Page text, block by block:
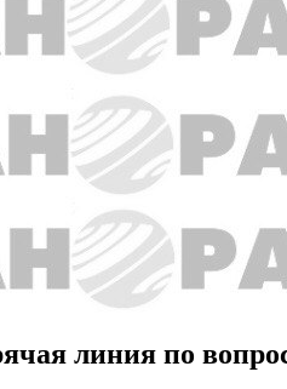
линия по